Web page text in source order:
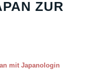
ZUR
mit Japanologin